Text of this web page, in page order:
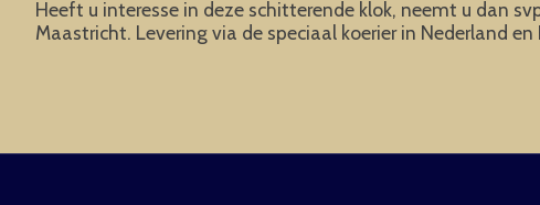
Heeft u interesse in deze schitterende klok, neemt u dan
Maastricht. Levering via de speciaal koerier in Nederland